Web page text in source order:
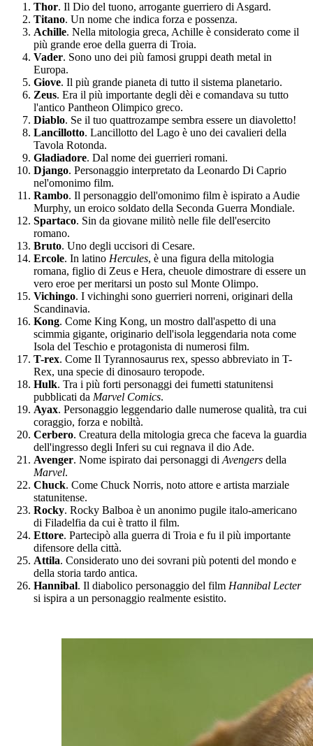
Thor. Il Dio del tuono, arrogante guerriero di Asgard.
Titano. Un nome che indica forza e possenza.
Achille. Nella mitologia greca, Achille è considerato come il
più grande eroe della guerra di Troia.
Vader. Sono uno dei più famosi gruppi death metal in
Europa.
Giove. Il più grande pianeta di tutto il sistema planetario.
Zeus. Era il più importante degli dèi e comandava su tutto
l'antico Pantheon Olimpico greco.
Diablo. Se il tuo quattrozampe sembra essere un diavoletto!
Lancillotto. Lancillotto del Lago è uno dei cavalieri della
Tavola Rotonda.
Gladiadore. Dal nome dei guerrieri romani.
Django. Personaggio interpretato da Leonardo Di Caprio
nel'omonimo film.
Rambo. Il personaggio dell'omonimo film è ispirato a Audie
Murphy, un eroico soldato della Seconda Guerra Mondiale.
Spartaco. Sin da giovane militò nelle file dell'esercito
romano.
Bruto. Uno degli uccisori di Cesare.
Ercole. In latino Hercules, è una figura della mitologia
romana, figlio di Zeus e Hera, cheuole dimostrare di essere un
vero eroe per meritarsi un posto sul Monte Olimpo.
Vichingo. I vichinghi sono guerrieri norreni, originari della
Scandinavia.
Kong. Come King Kong, un mostro dall'aspetto di una
scimmia gigante, originario dell'isola leggendaria nota come
Isola del Teschio e protagonista di numerosi film.
T-rex. Come Il Tyrannosaurus rex, spesso abbreviato in T-
Rex, una specie di dinosauro teropode.
Hulk. Tra i più forti personaggi dei fumetti statunitensi
pubblicati da Marvel Comics.
Ayax. Personaggio leggendario dalle numerose qualità, tra cui
coraggio, forza e nobiltà.
Cerbero. Creatura della mitologia greca che faceva la guardia
dell'ingresso degli Inferi su cui regnava il dio Ade.
Avenger. Nome ispirato dai personaggi di Avengers della
Marvel.
Chuck. Come Chuck Norris, noto attore e artista marziale
statunitense.
Rocky. Rocky Balboa è un anonimo pugile italo-americano
di Filadelfia da cui è tratto il film.
Ettore. Partecipò alla guerra di Troia e fu il più importante
difensore della città.
Attila. Considerato uno dei sovrani più potenti del mondo e
della storia tardo antica.
Hannibal. Il diabolico personaggio del film Hannibal Lecter
si ispira a un personaggio realmente esistito.